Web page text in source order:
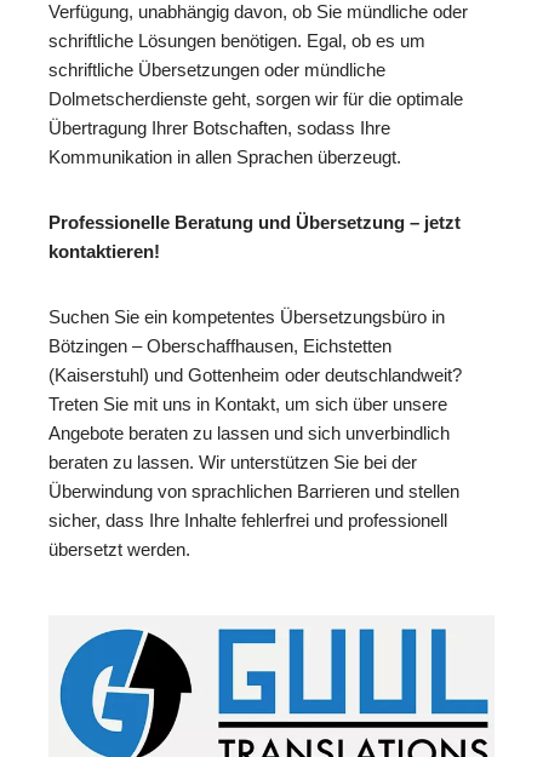
Verfügung, unabhängig davon, ob Sie mündliche oder
schriftliche Lösungen benötigen. Egal, ob es um
schriftliche Übersetzungen oder mündliche
Dolmetscherdienste geht, sorgen wir für die optimale
Übertragung Ihrer Botschaften, sodass Ihre
Kommunikation in allen Sprachen überzeugt.
Professionelle Beratung und Übersetzung – jetzt
kontaktieren!
Suchen Sie ein kompetentes Übersetzungsbüro in
Bötzingen – Oberschaffhausen, Eichstetten
(Kaiserstuhl) und Gottenheim oder deutschlandweit?
Treten Sie mit uns in Kontakt, um sich über unsere
Angebote beraten zu lassen und sich unverbindlich
beraten zu lassen. Wir unterstützen Sie bei der
Überwindung von sprachlichen Barrieren und stellen
sicher, dass Ihre Inhalte fehlerfrei und professionell
übersetzt werden.